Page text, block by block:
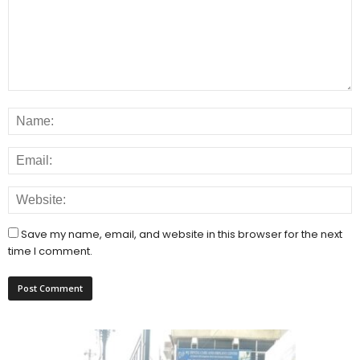
Save my name, email, and website in this browser for the next
time I comment.